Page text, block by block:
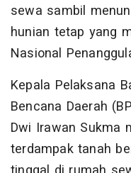
sewa sambil
hunian tetap yang
Nasional
Kepala Pelaksana
Bencana Daerah
Dwi Irawan Sukma
terdampak tanah